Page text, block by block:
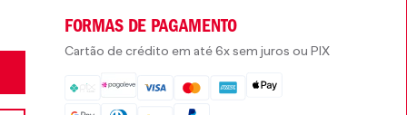
FORMAS DE PAGAMENTO
Cartão de crédito em até 6x sem juros ou PIX